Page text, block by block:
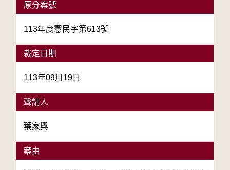
原分案號
113年度憲民字第613號
裁定日期
113年09月19日
聲請人
葉家興
案由